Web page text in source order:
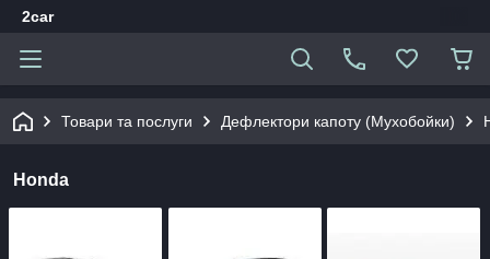
2car
Товари та послуги Дефлектори капоту (Мухобойки)
Honda